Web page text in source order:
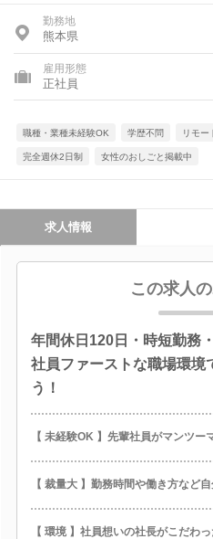
勤務地
熊本県
雇用形態
正社員
職種・業種未経験OK 学歴不問 リモー
完全週休2日制 女性のおしごと掲載中
求人情報
この求人
年間休日120日・時短勤務
社員ファーストな職場環境
う！
【 未経験OK 】先輩社員がマンツー
【 裁量大 】勤務時間や働き方など
【 環境 】社員想いの社長がこだわっ